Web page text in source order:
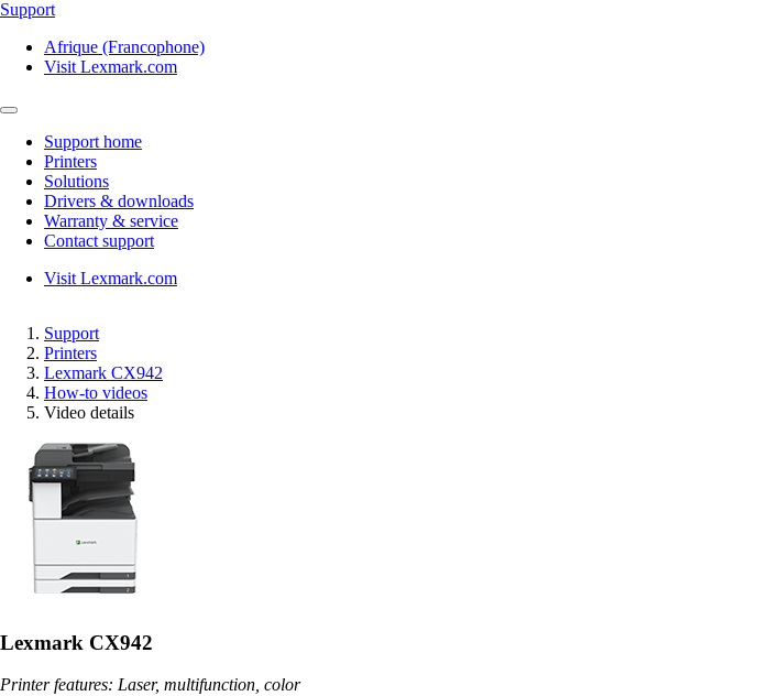
Support
Afrique (Francophone)
Visit Lexmark.com
Support home
Printers
Solutions
Drivers & downloads
Warranty & service
Contact support
Visit Lexmark.com
Support
Printers
Lexmark CX942
How-to videos
Video details
Lexmark CX942
Printer features: Laser, multifunction, color